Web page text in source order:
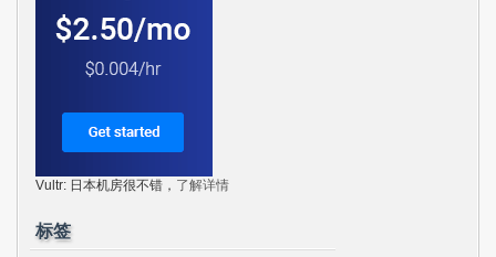
Vultr: 日本机房很不错， 了解详情
标签